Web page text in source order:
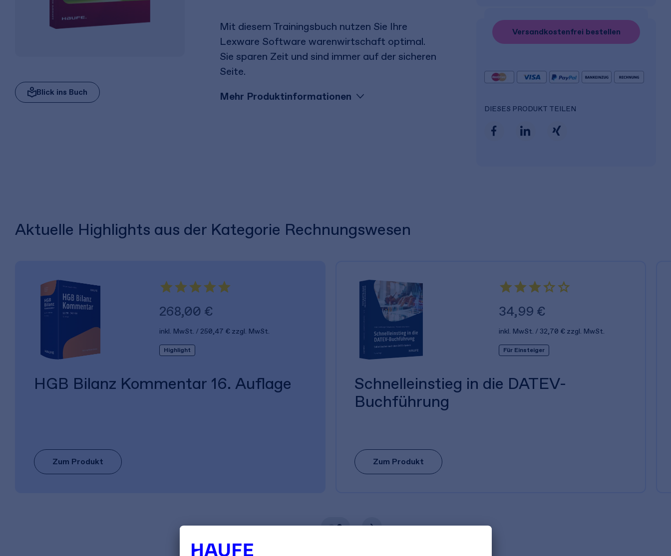
Blick ins Buch
Mit diesem Trainingsbuch nutzen Sie Ihre
Lexware Software warenwirtschaft optimal.
Sie sparen Zeit und sind immer auf der sicheren
Seite.
Mehr Produktinformationen
Versandkostenfrei bestellen
DIESES PRODUKT TEILEN
Aktuelle Highlights aus der Kategorie Rechnungswesen
268,00 €
inkl. MwSt. 250,47 € zzgl. MwSt.
Highlight
HGB Bilanz Kommentar 16. Auflage
Zum Produkt
34,99 €
inkl. MwSt. 32,70 € zzgl. MwSt.
Für Einsteiger
Schnelleinstieg in die DATEV-
Buchführung
Zum Produkt